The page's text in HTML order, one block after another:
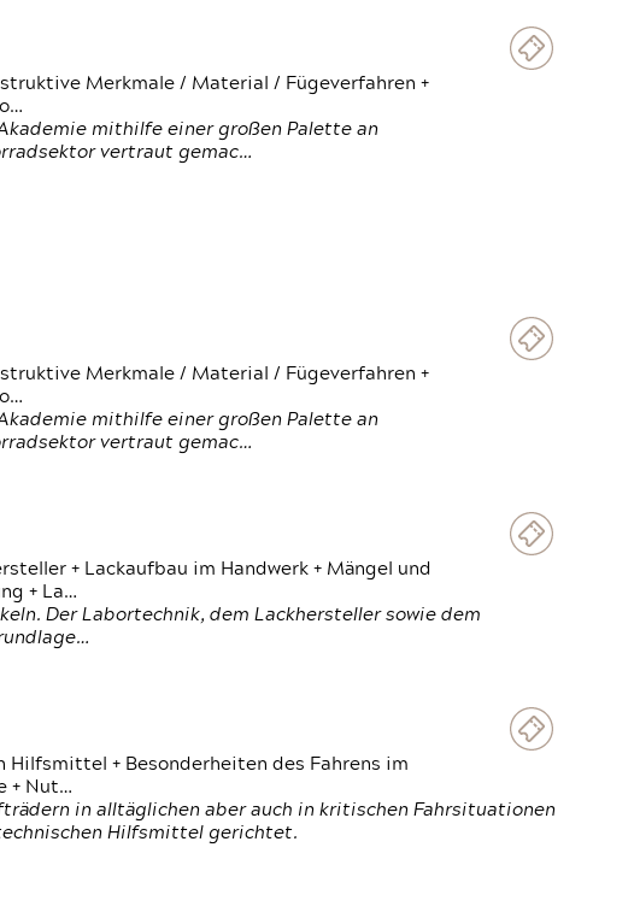
Merkmale / Material / Fügeverfahren +
mithilfe einer großen Palette an
vertraut gemac…
Merkmale / Material / Fügeverfahren +
mithilfe einer großen Palette an
vertraut gemac…
+ Lackaufbau im Handwerk + Mängel und
+ La…
Der Labortechnik, dem Lackhersteller sowie dem
Hilfsmittel + Besonderheiten des Fahrens im
+ Nut…
in alltäglichen aber auch in kritischen Fahrsituationen
Hilfsmittel gerichtet.